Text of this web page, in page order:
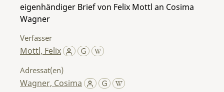
eigenhändiger Brief von Felix Mottl an Cosima
Wagner
Verfasser
Mottl, Felix
Adressat(en)
Wagner, Cosima